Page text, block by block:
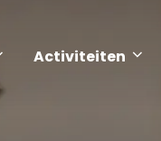
Activiteiten